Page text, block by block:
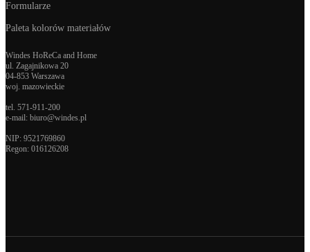
Formularze
Paleta kolorów materiałów
Windes HoReCa and Home
ul. Zagajnikowa 20
04-853 Warszawa
woj. mazowieckie
tel. 571-911-200
e-mail: biuro@windes.pl
NIP: 9521769860
Regon: 016126208